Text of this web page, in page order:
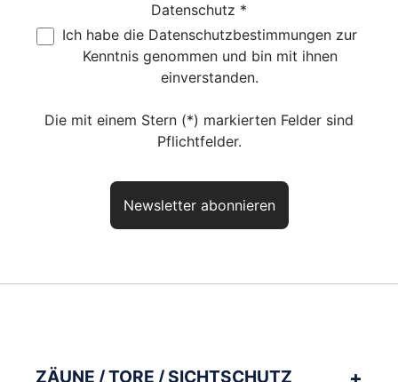
Datenschutz *
Ich habe die Datenschutzbestimmungen zur
Kenntnis genommen und bin mit ihnen
einverstanden.
Die mit einem Stern (*) markierten Felder sind
Pflichtfelder.
Newsletter abonnieren
Artikelnr.: GSTEINSH
ZÄUNE / TORE / SICHTSCHUTZ